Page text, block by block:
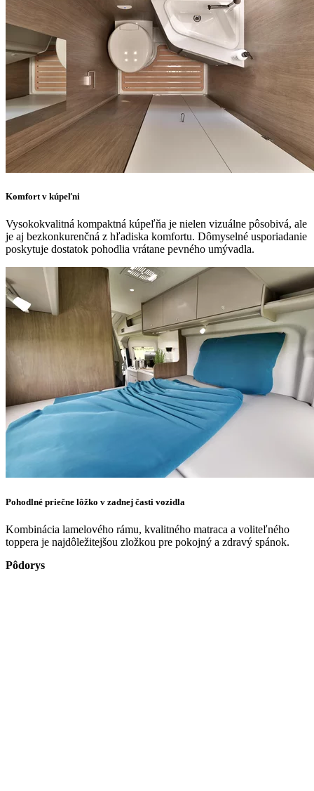
Komfort v kúpeľni
Vysokokvalitná kompaktná kúpeľňa je nielen vizuálne pôsobivá, ale
je aj bezkonkurenčná z hľadiska komfortu. Dômyselné usporiadanie
poskytuje dostatok pohodlia vrátane pevného umývadla.
Pohodlné priečne lôžko v zadnej časti vozidla
Kombinácia lamelového rámu, kvalitného matraca a voliteľného
toppera je najdôležitejšou zložkou pre pokojný a zdravý spánok.
Pôdorys